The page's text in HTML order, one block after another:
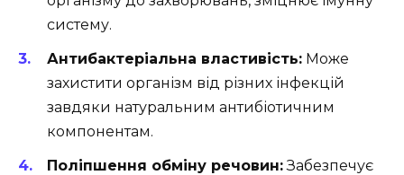
систему.
Антибактеріальна властивість: Може
захистити організм від різних інфекцій
завдяки натуральним антибіотичним
компонентам.
Поліпшення обміну речовин:Забезпечує